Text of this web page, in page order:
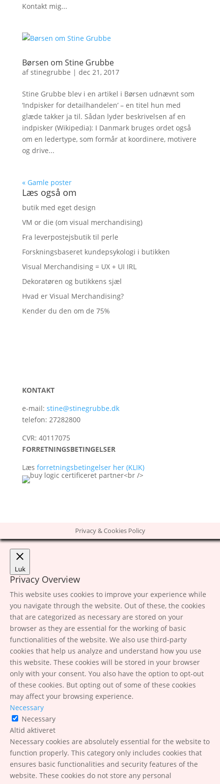
Kontakt mig...
Børsen om Stine Grubbe
afstinegrubbe | dec 21, 2017
Stine Grubbe blev i en artikel i Børsen udnævnt som
‘Indpisker for detailhandelen’ – en titel hun med
glæde takker ja til. Sådan lyder beskrivelsen af en
indpisker (Wikipedia): I Danmark bruges ordet også
om en ledertype, som formår at koordinere, motivere
og drive...
« Gamle poster
Læs også om
butik med eget design
VM or die (om visual merchandising)
Fra leverpostejsbutik til perle
Forskningsbaseret kundepsykologi i butikken
Visual Merchandising = UX + UI IRL
Dekoratøren og butikkens sjæl
Hvad er Visual Merchandising?
Kender du den om de 75%
KONTAKT
e-mail: stine@stinegrubbe.dk
telefon: 27282800
CVR: 40117075
FORRETNINGSBETINGELSER
Læs forretningsbetingelser her (KLIK)
Privacy & Cookies Policy
Luk
Privacy Overview
This website uses cookies to improve your experience while
you navigate through the website. Out of these, the cookies
that are categorized as necessary are stored on your
browser as they are essential for the working of basic
functionalities of the website. We also use third-party
cookies that help us analyze and understand how you use
this website. These cookies will be stored in your browser
only with your consent. You also have the option to opt-out
of these cookies. But opting out of some of these cookies
may affect your browsing experience.
Necessary
Necessary
Altid aktiveret
Necessary cookies are absolutely essential for the website to
function properly. This category only includes cookies that
ensures basic functionalities and security features of the
website. These cookies do not store any personal